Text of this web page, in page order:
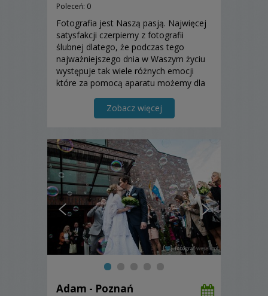
Poleceń: 0
Fotografia jest Naszą pasją. Najwięcej
satysfakcji czerpiemy z fotografii
ślubnej dlatego, że podczas tego
najważniejszego dnia w Waszym życiu
występuje tak wiele różnych emocji
które za pomocą aparatu możemy dla
stylu reporterskiego, nie ingerujemy,
obserwujemy i uwieczniamy Wasze
Zobacz więcej
Adam - Poznań